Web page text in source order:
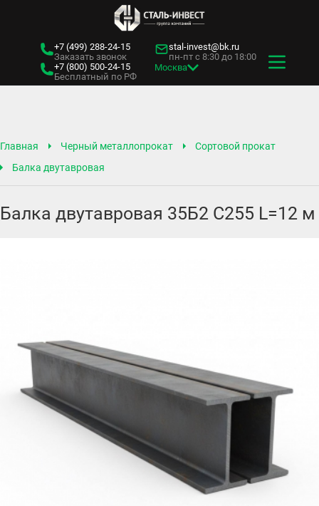
+7 (499) 288-24-15
Заказать звонок
+7 (800) 500-24-15
Бесплатный по РФ
stal-invest@bk.ru
пн-пт с 8:30 до 18:00
Москва
Главная Черный металлопрокат
Сортовой прокат
Балка двутавровая
Балка двутавровая 35Б2 С255 L=12 м